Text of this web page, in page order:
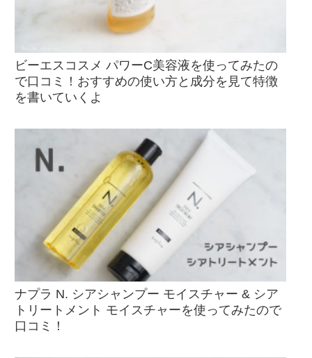
ビーエスコスメ パワーC美容液を使ってみたの
で口コミ！おすすめの使い方と成分を見て特徴
を書いていくよ
ナプラ N. シアシャンプー モイスチャー & シア
トリートメント モイスチャーを使ってみたので
口コミ！